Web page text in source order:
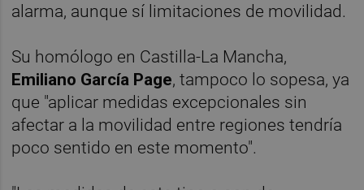
alarma, aunque sí limitaciones de movilidad.
Su homólogo en Castilla-La Mancha,
Emiliano García Page, tampoco lo sopesa, ya
que "aplicar medidas excepcionales sin
afectar a la movilidad entre regiones tendría
poco sentido en este momento".